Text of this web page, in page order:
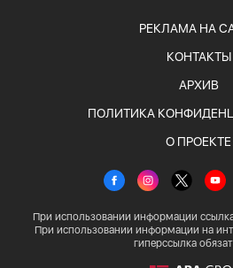
РЕКЛАМА НА
КОНТАКТЫ
АРХИВ
ПОЛИТИКА
О ПРОЕКТЕ
При использовании информации
При использовании информации на
гиперссылка